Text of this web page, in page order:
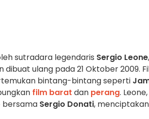
sutradara legendaris Sergio Leone
dibuat ulang pada 21 Oktober 2009.
bintang-bintang seperti
film barat dan perang.
bersama Sergio Donati,